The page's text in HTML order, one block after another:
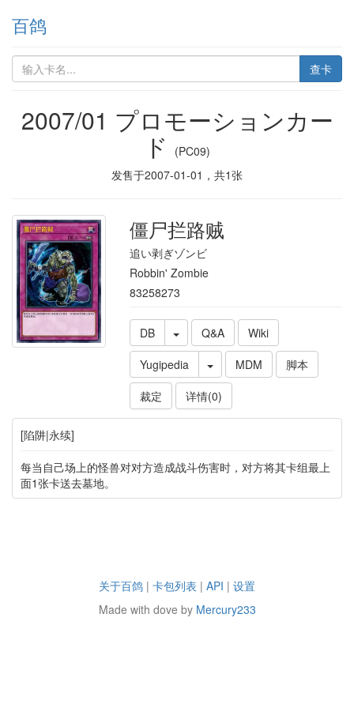
百鸽
查卡
2007/01 プロモーションカー
ド
(PC09)
发售于2007-01-01 ，共1张
僵尸拦路贼
追い剥ぎゾンビ
Robbin' Zombie
83258273
DB Q&A
Wiki
Yugipedia
MDM
脚本
裁定
详情(0)
[陷阱|永续]
每当自己场上的怪兽对对方造成战斗伤害时，对方将其卡组最上
面1张卡送去墓地。
关于百鸽 | 卡包列表 | API | 设置
Made with dove by Mercury233